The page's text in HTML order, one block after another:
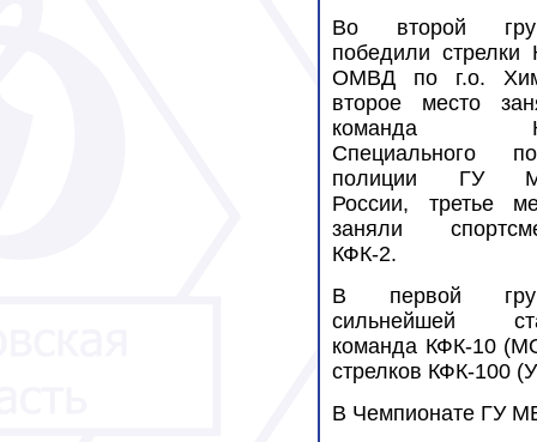
Во второй
победили стрелки
ОМВД по г.о.
второе место
команда
Специального
полиции ГУ
России, третье
заняли
КФК-2.
В первой
сильнейшей
команда КФК-10
стрелков КФК-100
В Чемпионате ГУ